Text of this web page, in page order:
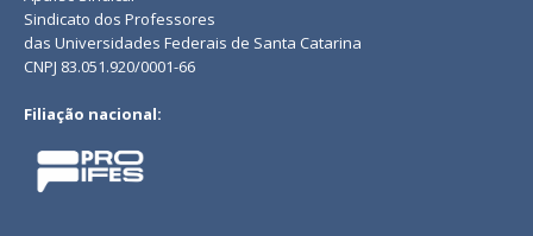
Sindicato dos Professores
das Universidades Federais de Santa Catarina
CNPJ 83.051.920/0001-66
Filiação nacional: